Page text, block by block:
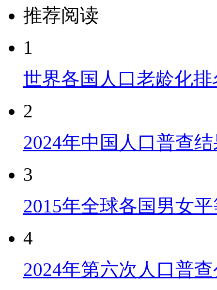
推荐阅读
1
世界各国人口老龄化
2
2024年中国人口普查
3
2015年全球各国男女
4
2024年第六次人口普